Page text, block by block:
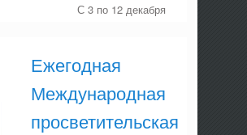
С 3 по 12 декабря
Ежегодная
Международная
просветительская